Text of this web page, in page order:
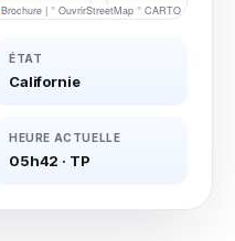
Brochure | © OuvrirStreetMap © CARTO
ÉTAT
Californie
HEURE ACTUELLE
05h42 · TP